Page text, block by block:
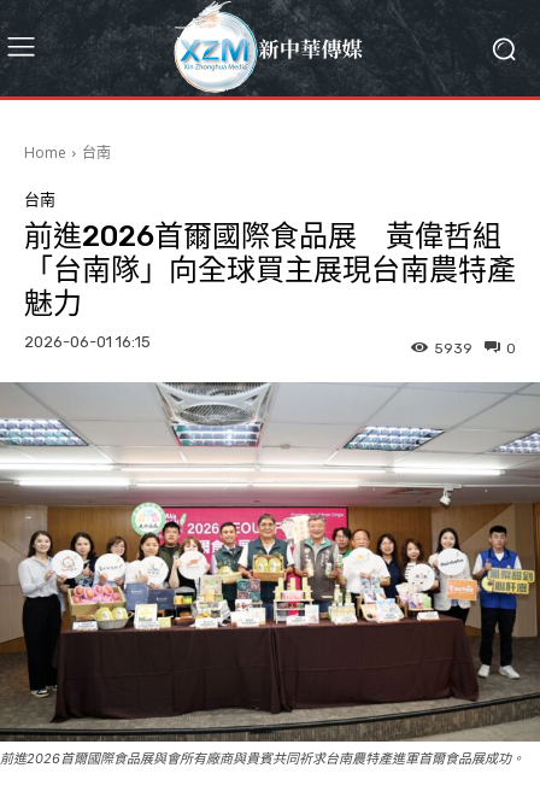
Home 台南
台南
前進2026首爾國際食品展 黃偉哲組
「台南隊」向全球買主展現台南農特產
魅力
2026-06-01 16:15 0
5939
前進2026首爾國際食品展與會所有廠商與貴賓共同祈求台南農特產進軍首爾食品展成功。